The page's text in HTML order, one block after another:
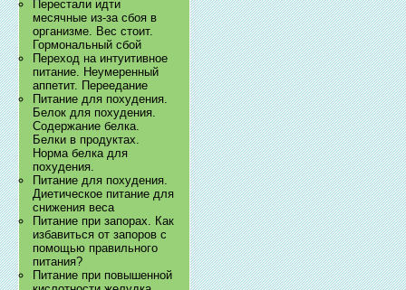
Перестали идти
месячные из-за сбоя в
организме. Вес стоит.
Гормональный сбой
Переход на интуитивное
питание. Неумеренный
аппетит. Переедание
Питание для похудения.
Белок для похудения.
Содержание белка.
Белки в продуктах.
Норма белка для
похудения.
Питание для похудения.
Диетическое питание для
снижения веса
Питание при запорах. Как
избавиться от запоров с
помощью правильного
питания?
Питание при повышенной